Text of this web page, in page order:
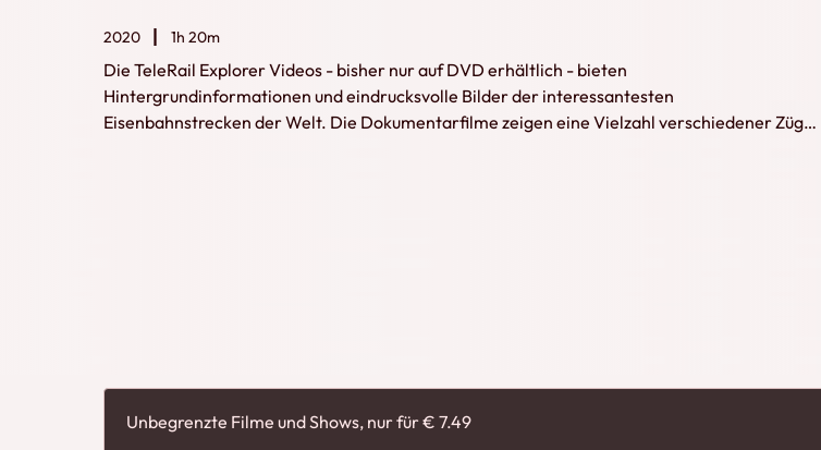
2020 1h 20m
Die TeleRail Explorer Videos - bisher nur auf DVD erhältlich - bieten
Hintergrundinformationen und eindrucksvolle Bilder der interessantesten
Eisenbahnstrecken der Welt. Die Dokumentarfilme zeigen eine Vielzahl verschiedener Züge,
Unbegrenzte Filme und Shows, nur für € 7.49